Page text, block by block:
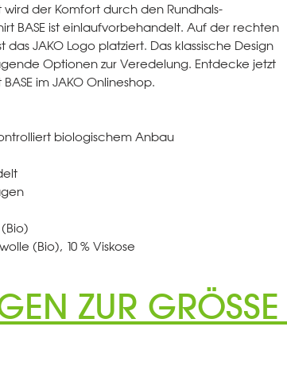
wird der Komfort durch den Rundhals-
BASE ist einlaufvorbehandelt. Auf der rechten
das JAKO Logo platziert. Das klassische Design
Optionen zur Veredelung. Entdecke jetzt
im JAKO Onlineshop.
biologischem Anbau
(Bio), 10 % Viskose
ZUR